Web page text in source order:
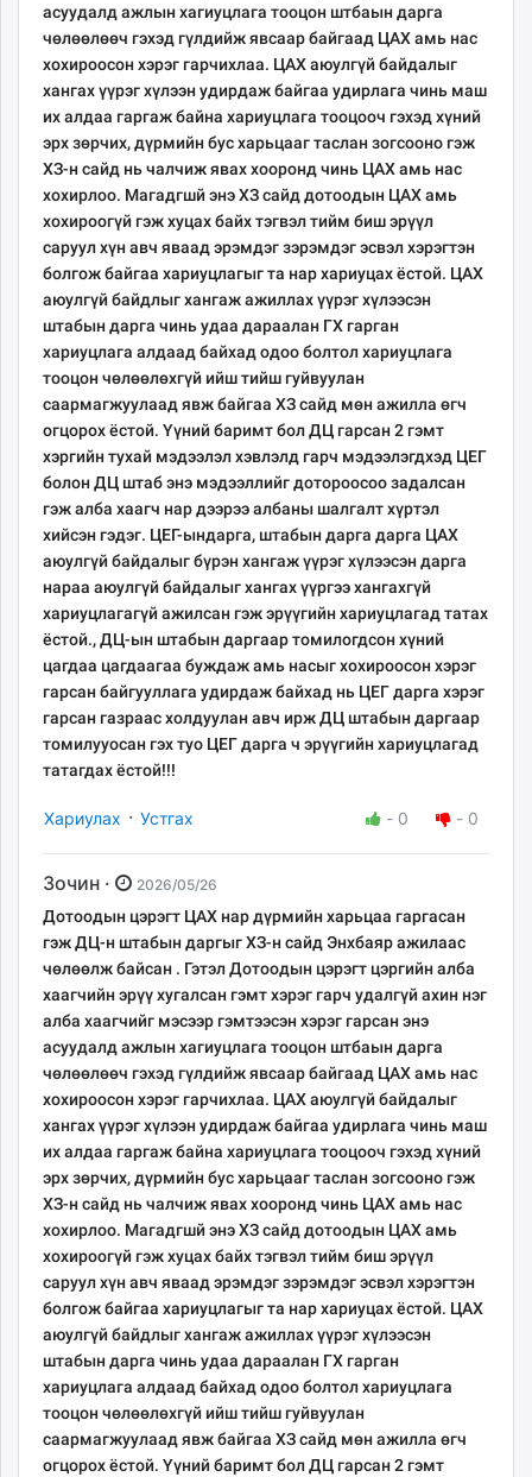
асуудалд ажлын хагиуцлага тооцон штбаын дарга
чөлөөлөөч гэхэд гүлдийж явсаар байгаад ЦАХ амь нас
хохироосон хэрэг гарчихлаа. ЦАХ аюулгүй байдалыг
хангах үүрэг хүлээн удирдаж байгаа удирлага чинь маш
их алдаа гаргаж байна хариуцлага тооцооч гэхэд хүний
эрх зөрчих, дүрмийн бус харьцааг таслан зогсооно гэж
ХЗ-н сайд нь чалчиж явах хооронд чинь ЦАХ амь нас
хохирлоо. Магадгшй энэ ХЗ сайд дотоодын ЦАХ амь
хохироогүй гэж хуцах байх тэгвэл тийм биш эрүүл
саруул хүн авч яваад эрэмдэг зэрэмдэг эсвэл хэрэгтэн
болгож байгаа хариуцлагыг та нар хариуцах ёстой. ЦАХ
аюулгүй байдлыг хангаж ажиллах үүрэг хүлээсэн
штабын дарга чинь удаа дараалан ГХ гарган
хариуцлага алдаад байхад одоо болтол хариуцлага
тооцон чөлөөлөхгүй ийш тийш гуйвуулан
саармагжуулаад явж байгаа ХЗ сайд мөн ажилла өгч
огцорох ёстой. Үүний баримт бол ДЦ гарсан 2 гэмт
хэргийн тухай мэдээлэл хэвлэлд гарч мэдээлэгдхэд ЦЕГ
болон ДЦ штаб энэ мэдээллийг дотороосоо задалсан
гэж алба хаагч нар дээрээ албаны шалгалт хүртэл
хийсэн гэдэг. ЦЕГ-ындарга, штабын дарга дарга ЦАХ
аюулгүй байдалыг бүрэн хангаж үүрэг хүлээсэн дарга
нараа аюулгүй байдалыг хангах үүргээ хангахгүй
хариуцлагагүй ажилсан гэж эрүүгийн хариуцлагад татах
ёстой., ДЦ-ын штабын даргаар томилогдсон хүний
цагдаа цагдаагаа буждаж амь насыг хохироосон хэрэг
гарсан байгууллага удирдаж байхад нь ЦЕГ дарга хэрэг
гарсан газраас холдуулан авч ирж ДЦ штабын даргаар
томилууосан гэх туо ЦЕГ дарга ч эрүүгийн хариуцлагад
татагдах ёстой!!!
Хариулах · Устгах - 0 - 0
Зочин · 2026/05/26
Дотоодын цэрэгт ЦАХ нар дүрмийн харьцаа гаргасан
гэж ДЦ-н штабын даргыг ХЗ-н сайд Энхбаяр ажилаас
чөлөөлж байсан . Гэтэл Дотоодын цэрэгт цэргийн алба
хаагчийн эрүү хугалсан гэмт хэрэг гарч удалгүй ахин нэг
алба хаагчийг мэсээр гэмтээсэн хэрэг гарсан энэ
асуудалд ажлын хагиуцлага тооцон штбаын дарга
чөлөөлөөч гэхэд гүлдийж явсаар байгаад ЦАХ амь нас
хохироосон хэрэг гарчихлаа. ЦАХ аюулгүй байдалыг
хангах үүрэг хүлээн удирдаж байгаа удирлага чинь маш
их алдаа гаргаж байна хариуцлага тооцооч гэхэд хүний
эрх зөрчих, дүрмийн бус харьцааг таслан зогсооно гэж
ХЗ-н сайд нь чалчиж явах хооронд чинь ЦАХ амь нас
хохирлоо. Магадгшй энэ ХЗ сайд дотоодын ЦАХ амь
хохироогүй гэж хуцах байх тэгвэл тийм биш эрүүл
саруул хүн авч яваад эрэмдэг зэрэмдэг эсвэл хэрэгтэн
болгож байгаа хариуцлагыг та нар хариуцах ёстой. ЦАХ
аюулгүй байдлыг хангаж ажиллах үүрэг хүлээсэн
штабын дарга чинь удаа дараалан ГХ гарган
хариуцлага алдаад байхад одоо болтол хариуцлага
тооцон чөлөөлөхгүй ийш тийш гуйвуулан
саармагжуулаад явж байгаа ХЗ сайд мөн ажилла өгч
огцорох ёстой. Үүний баримт бол ДЦ гарсан 2 гэмт